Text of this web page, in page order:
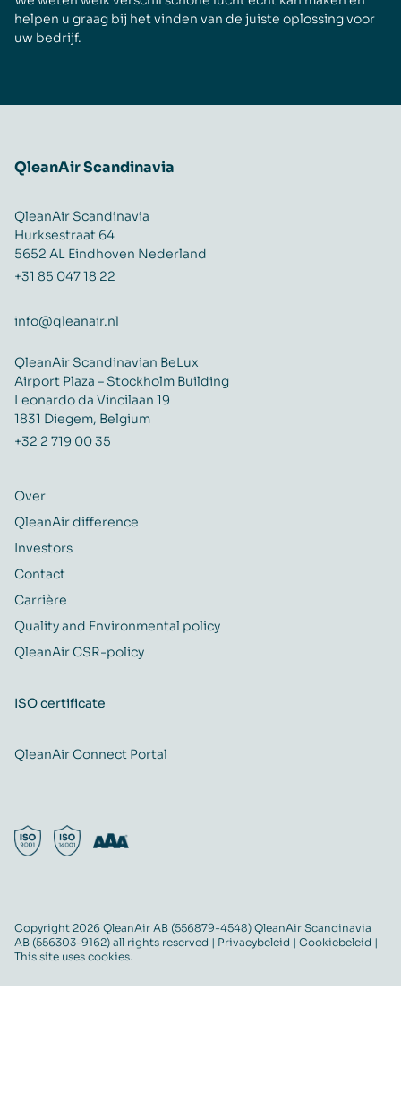
helpen u graag bij het vinden van de juiste oplossing voor
uw bedrijf.
QleanAir Scandinavia
QleanAir Scandinavia
Hurksestraat 64
5652 AL Eindhoven Nederland
+31 85 047 18 22
info@qleanair.nl
QleanAir Scandinavian BeLux
Airport Plaza – Stockholm Building
Leonardo da Vincilaan 19
1831 Diegem, Belgium
+32 2 719 00 35
Over
QleanAir difference
Investors
Contact
Carrière
Quality and Environmental policy
QleanAir CSR-policy
ISO certificate
QleanAir Connect Portal
Copyright 2026 QleanAir AB (556879-4548) QleanAir Scandinavia
AB (556303-9162) all rights reserved | Privacybeleid | Cookiebeleid |
This site uses cookies.